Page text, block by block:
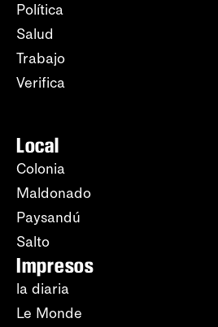
Política
Salud
Trabajo
Verifica
Local
Colonia
Maldonado
Paysandú
Salto
Impresos
la diaria
Le Monde